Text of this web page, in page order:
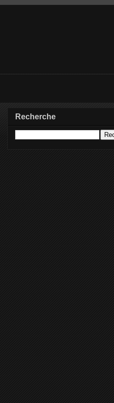
Recherche